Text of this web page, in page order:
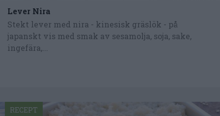
Lever Nira
Stekt lever med nira - kinesisk gräslök - på
japanskt vis med smak av sesamolja, soja, sake,
ingefära,...
RECEPT